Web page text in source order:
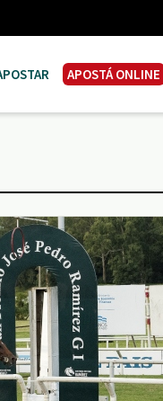
APOSTÁ ONLINE